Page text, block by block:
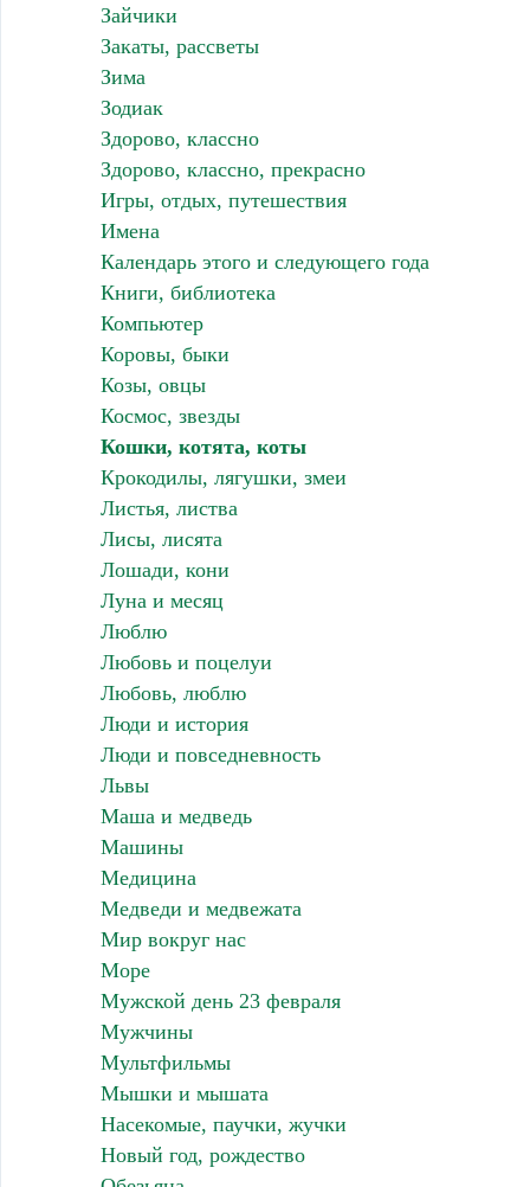
Зайчики
Закаты, рассветы
Зима
Зодиак
Здорово, классно
Здорово, классно, прекрасно
Игры, отдых, путешествия
Имена
Календарь этого и следующего года
Книги, библиотека
Компьютер
Коровы, быки
Козы, овцы
Космос, звезды
Кошки, котята, коты
Крокодилы, лягушки, змеи
Листья, листва
Лисы, лисята
Лошади, кони
Луна и месяц
Люблю
Любовь и поцелуи
Любовь, люблю
Люди и история
Люди и повседневность
Львы
Маша и медведь
Машины
Медицина
Медведи и медвежата
Мир вокруг нас
Море
Мужской день 23 февраля
Мужчины
Мультфильмы
Мышки и мышата
Насекомые, паучки, жучки
Новый год, рождество